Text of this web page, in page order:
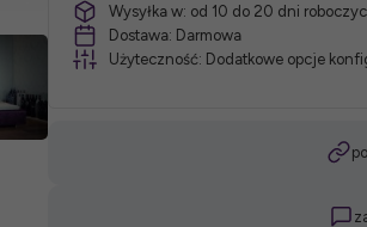
*
Wymiary:
Wysyłka w: od 10 do 20 dni
Dostawa: Darmowa
Użyteczność: Dodatkowe opcje